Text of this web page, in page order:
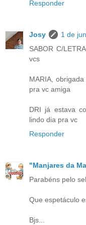
Responder
Josy
1 de
SABOR C/
vcs
MARIA,
pra vc amiga
DRI já estava
lindo dia pra vc
Responder
"Manjares da
Parabéns pelo
Que espetáculo
Bjs...